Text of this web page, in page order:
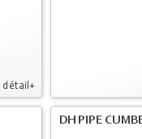
détail+
DH PIPE